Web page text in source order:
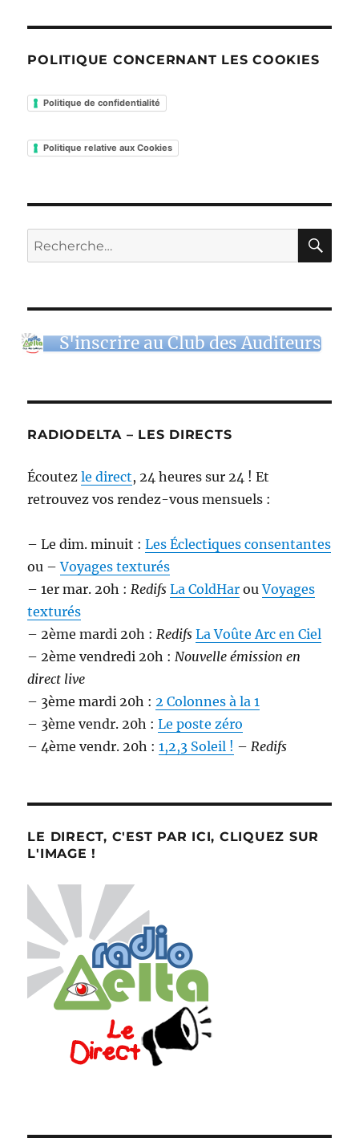
POLITIQUE CONCERNANT LES COOKIES
Politique de confidentialité
Politique relative aux Cookies
Recherche
pour :
S'inscrire au Club des Auditeurs
RADIODELTA – LES DIRECTS
Écoutezle direct, 24 heures sur 24 ! Et
retrouvez vos rendez-vous mensuels :
– Le dim. minuit :Les Éclectiques consentantes
ou –Voyages texturés
– 1er mar. 20h : Redifs La ColdHar ouVoyages
texturés
– 2ème mardi 20h : Redifs La Voûte Arc en Ciel
– 2ème vendredi 20h : Nouvelle émission en
direct live
– 3ème mardi 20h : 2 Colonnes à la 1
– 3ème vendr. 20h :Le poste zéro
– 4ème vendr. 20h :1,2,3 Soleil ! – Redifs
LE DIRECT, C'EST PAR ICI, CLIQUEZ SUR
L'IMAGE !